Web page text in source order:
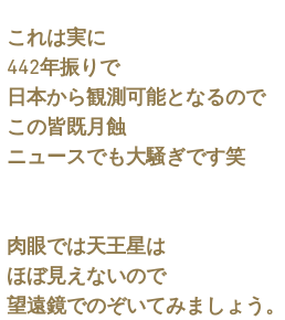
これは実に
442年振りで
日本から観測可能となるので
この皆既月蝕
ニュースでも大騒ぎです笑
肉眼では天王星は
ほぼ見えないので
望遠鏡でのぞいてみましょう。